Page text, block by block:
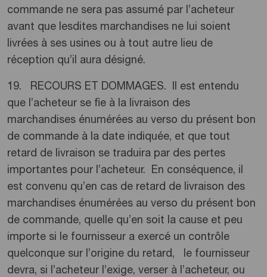
commande ne sera pas assumé par l’acheteur
avant que lesdites marchandises ne lui soient
livrées à ses usines ou à tout autre lieu de
réception qu’il aura désigné.
19. RECOURS ET DOMMAGES. Il est entendu
que l’acheteur se fie à la livraison des
marchandises énumérées au verso du présent bon
de commande à la date indiquée, et que tout
retard de livraison se traduira par des pertes
importantes pour l’acheteur. En conséquence, il
est convenu qu’en cas de retard de livraison des
marchandises énumérées au verso du présent bon
de commande, quelle qu’en soit la cause et peu
importe si le fournisseur a exercé un contrôle
quelconque sur l’origine du retard, le fournisseur
devra, si l’acheteur l’exige, verser à l’acheteur, ou